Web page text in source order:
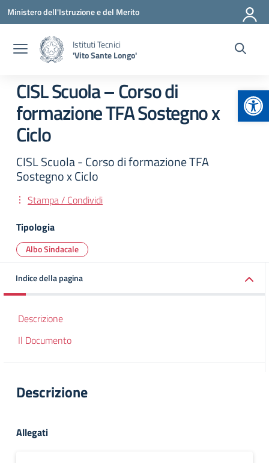
Vai ai contenuti
Vai al menu di navigazione
Vai al footer
Ministero dell'Istruzione e del Merito
Istituti Tecnici
'Vito Sante Longo'
CISL Scuola – Corso di
formazione TFA Sostegno x
Ciclo
CISL Scuola - Corso di formazione TFA
Sostegno x Ciclo
Stampa / Condividi
Tipologia
Albo Sindacale
Indice della pagina
Descrizione
Il Documento
Descrizione
Allegati